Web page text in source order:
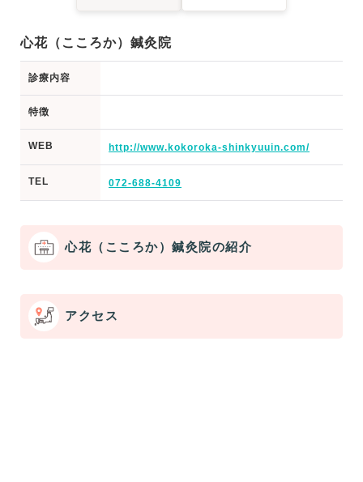
心花（こころか）鍼灸院
診療内容
特徴
WEB http://www.kokoroka-shinkyuuin.com/
TEL 072-688-4109
心花（こころか）鍼灸院の紹介
アクセス